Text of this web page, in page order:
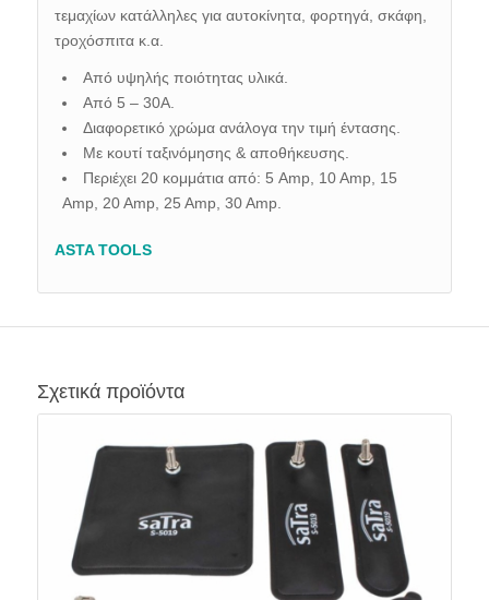
τεμαχίων κατάλληλες για αυτοκίνητα, φορτηγά, σκάφη,
τροχόσπιτα κ.α.
Από υψηλής ποιότητας υλικά.
Από 5 – 30A.
Διαφορετικό χρώμα ανάλογα την τιμή έντασης.
Με κουτί ταξινόμησης & αποθήκευσης.
Περιέχει 20 κομμάτια από: 5 Amp, 10 Amp, 15
Amp, 20 Amp, 25 Amp, 30 Amp.
ASTA TOOLS
Σχετικά προϊόντα